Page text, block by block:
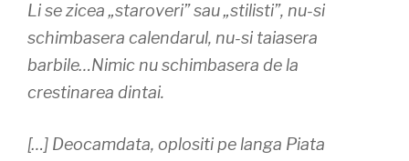
Li se zicea „staroveri” sau „stilisti”, nu-si
schimbasera calendarul, nu-si taiasera
barbile…Nimic nu schimbasera de la
crestinarea dintai.
[…] Deocamdata, oplositi pe langa Piata